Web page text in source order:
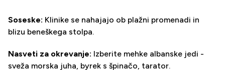
Soseske: Klinike se nahajajo ob plažni promenadi in
blizu beneškega stolpa.
Nasveti za okrevanje: Izberite mehke albanske jedi -
sveža morska juha, byrek s špinačo, tarator.